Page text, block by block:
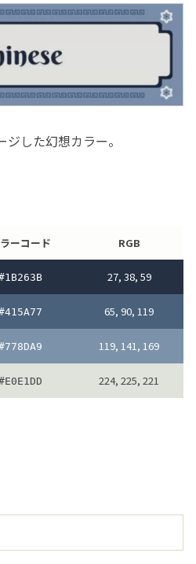
した幻想カラー。
ーコード RGB
27, 38, 59
65, 90, 119
119, 141, 169
224, 225, 221